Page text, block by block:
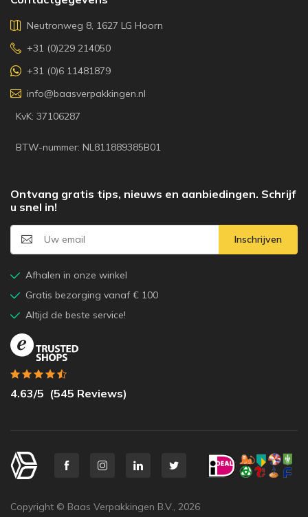
Neutronweg 8, 1627 LG Hoorn
+31 (0)229 214050
+31 (0)6 11481879
info@baasverpakkingen.nl
KvK: 37106287
BTW-nummer: NL811889385B01
Ontvang gratis tips, nieuws en aanbiedingen. Schrijf
u snel in!
Inschrijven
Afhalen in onze winkel
Gratis bezorging vanaf € 100
Altijd de beste service!
4.63/5 (545 Reviews)
Copyright © Baas Verpakkingen B.V., 2026